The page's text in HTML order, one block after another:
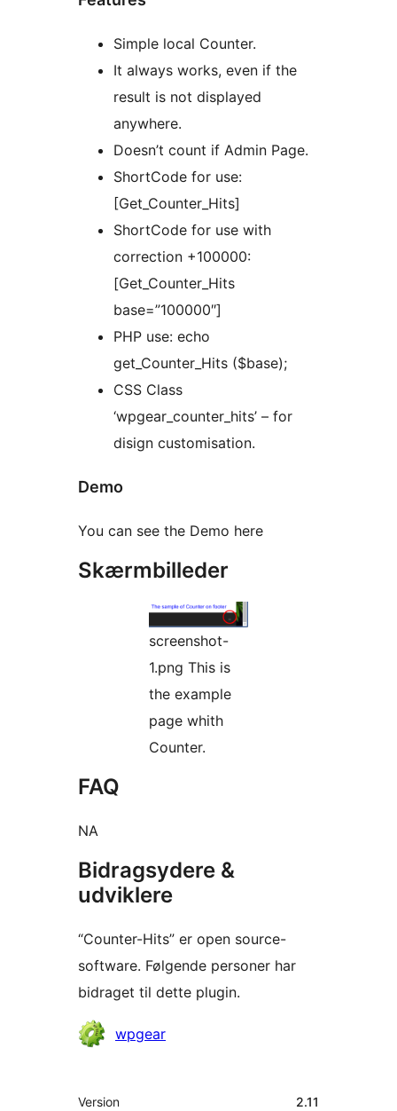
Simple local Counter.
It always works, even if the
result is not displayed
anywhere.
Doesn’t count if Admin Page.
ShortCode for use:
[Get_Counter_Hits]
ShortCode for use with
correction +100000:
[Get_Counter_Hits
base=”100000″]
PHP use: echo
get_Counter_Hits ($base);
CSS Class
‘wpgear_counter_hits’ – for
disign customisation.
Demo
You can see the Demo here
Skærmbilleder
screenshot-
1.png This is
the example
page whith
Counter.
FAQ
NA
Bidragsydere &
udviklere
“Counter-Hits” er open source-
software. Følgende personer har
bidraget til dette plugin.
Bidragsydere
wpgear
Meta
Version 2.11